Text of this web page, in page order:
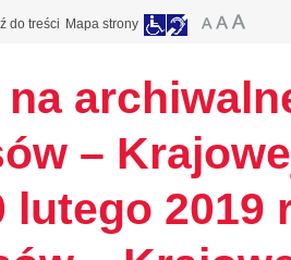
do treści Mapa strony
–
lutego 2019